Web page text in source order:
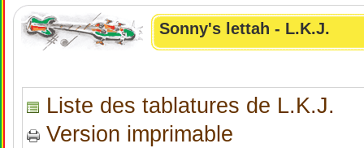
Sonny's lettah - L.K.J.
Liste des tablatures de L.K.J.
Version imprimable